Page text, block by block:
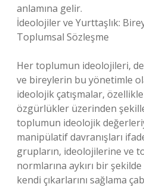
anlamına gelir.
İdeolojiler ve Yurttaşlık:
Toplumsal Sözleşme
Her toplumun ideolojileri,
ve bireylerin bu yönetimle
ideolojik çatışmalar,
özgürlükler üzerinden
toplumun ideolojik
manipülatif davranışları
grupların, ideolojilerine ve
normlarına aykırı bir
kendi çıkarlarını sağlama